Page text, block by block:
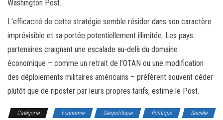
Washington Post.
L’efficacité de cette stratégie semble résider dans son caractère
imprévisible et sa portée potentiellement illimitée. Les pays
partenaires craignant une escalade au-delà du domaine
économique – comme un retrait de l’OTAN ou une modification
des déploiements militaires américains – préfèrent souvent céder
plutôt que de riposter par leurs propres tarifs, estime le Post.
Catégorie Economie Géopolitique Politique
Société